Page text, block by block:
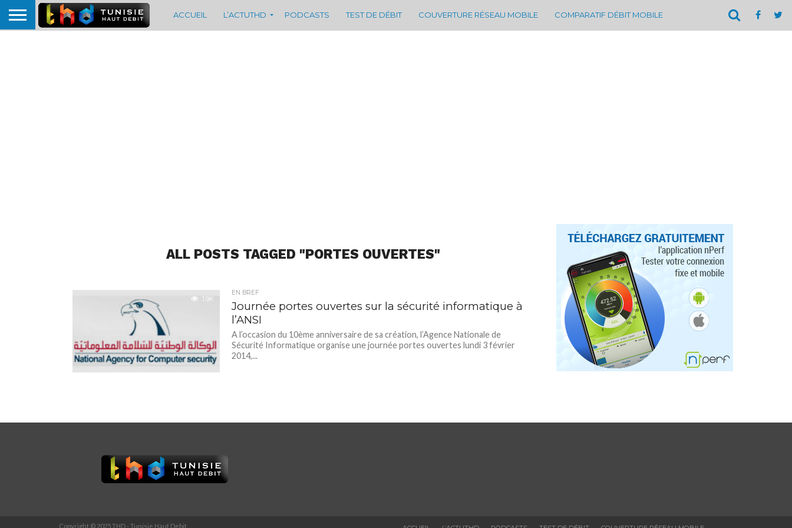
ACCUEIL L’ACTUTHD PODCASTS TEST DE DÉBIT COUVERTURE RÉSEAU MOBILE COMPARATIF DÉBIT MOBILE
ALL POSTS TAGGED "PORTES OUVERTES"
1.9K
EN BREF
Journée portes ouvertes sur la sécurité informatique à
l’ANSI
A l’occasion du 10ème anniversaire de sa création, l’Agence Nationale de
Sécurité Informatique organise une journée portes ouvertes lundi 3 février
2014,...
Copyright © 2025 THD - Tunisie Haut Debit.